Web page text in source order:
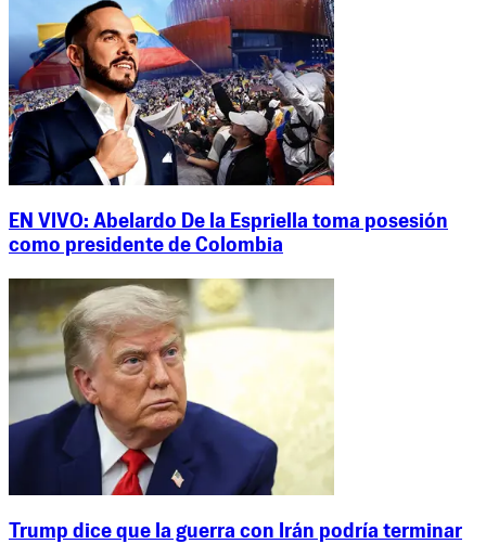
EN VIVO: Abelardo De la Espriella toma posesión
como presidente de Colombia
Trump dice que la guerra con Irán podría terminar